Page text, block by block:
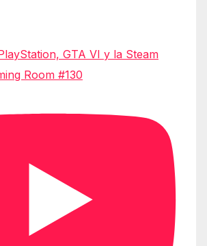
GTA VI y la Steam
Room #130